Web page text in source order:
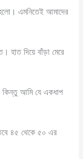
হলো। এমনিতেই আমাদের
দিয়ে বাঁড়া মেরে
আমি যে একধাপ
৪৫ থেকে ৫০ এর